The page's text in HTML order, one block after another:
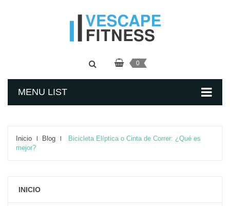
0
MENU LIST
Inicio Blog
Bicicleta Elíptica o Cinta de Correr: ¿Qué es
mejor?
INICIO